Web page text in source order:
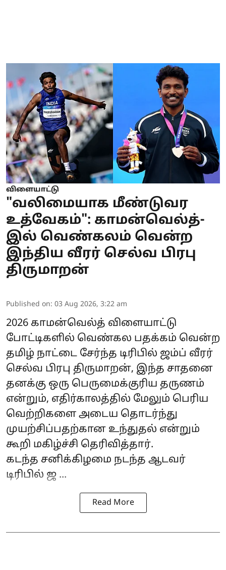
விளையாட்டு
"வலிமையாக மீண்டுவர
உத்வேகம்": காமன்வெல்த்-
இல் வெண்கலம் வென்ற
இந்திய வீரர் செல்வ பிரபு
திருமாறன்
Published on: 03 Aug 2026, 3:22 am
2026 காமன்வெல்த் விளையாட்டு
போட்டிகளில் வெண்கல பதக்கம் வென்ற
தமிழ் நாட்டை சேர்ந்த டிரிபில் ஜம்ப் வீரர்
செல்வ பிரபு திருமாறன், இந்த சாதனை
தனக்கு ஒரு பெருமைக்குரிய தருணம்
என்றும், எதிர்காலத்தில் மேலும் பெரிய
வெற்றிகளை அடைய தொடர்ந்து
முயற்சிப்பதற்கான உந்துதல் என்றும்
கூறி மகிழ்ச்சி தெரிவித்தார்.
கடந்த சனிக்கிழமை நடந்த ஆடவர்
டிரிபில் ஜ ...
Read More